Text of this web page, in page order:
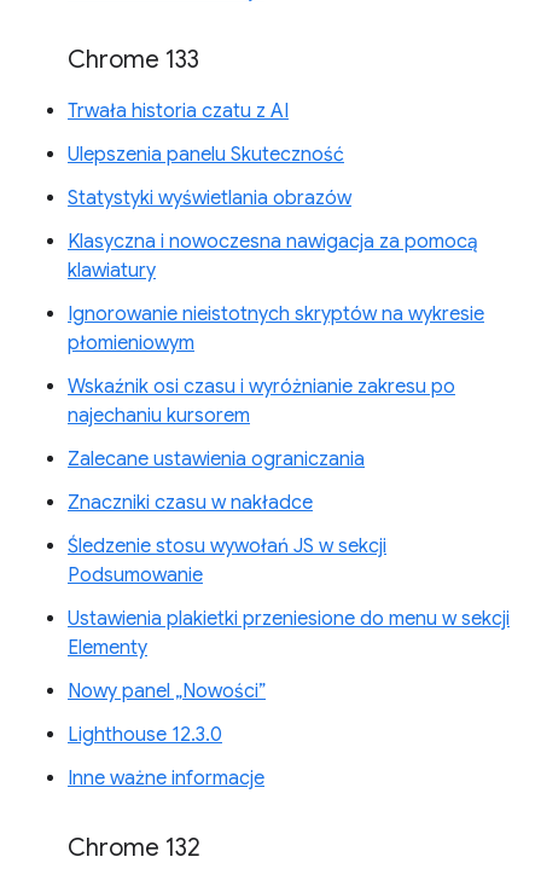
Chrome 133
Trwała historia czatu z AI
Ulepszenia panelu Skuteczność
Statystyki wyświetlania obrazów
Klasyczna i nowoczesna nawigacja za pomocą
klawiatury
Ignorowanie nieistotnych skryptów na wykresie
płomieniowym
Wskaźnik osi czasu i wyróżnianie zakresu po
najechaniu kursorem
Zalecane ustawienia ograniczania
Znaczniki czasu w nakładce
Śledzenie stosu wywołań JS w sekcji
Podsumowanie
Ustawienia plakietki przeniesione do menu w sekcji
Elementy
Nowy panel „Nowości”
Lighthouse 12.3.0
Inne ważne informacje
Chrome 132